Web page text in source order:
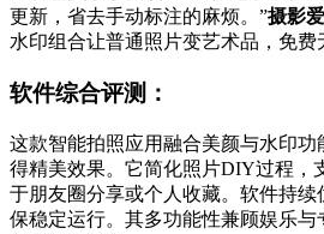
更新，省去手动标注的麻烦。”摄影
水印组合让普通照片变艺术品，免费
软件综合评测：
这款智能拍照应用融合美颜与水印
得精美效果。它简化照片DIY过程，
于朋友圈分享或个人收藏。软件持
保稳定运行。其多功能性兼顾娱乐